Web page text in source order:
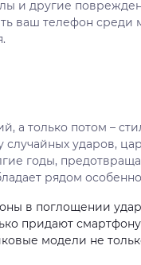
и другие
ваш телефон среди
а только потом –
ударов,
годы,
рядом
в поглощении
придают
модели не